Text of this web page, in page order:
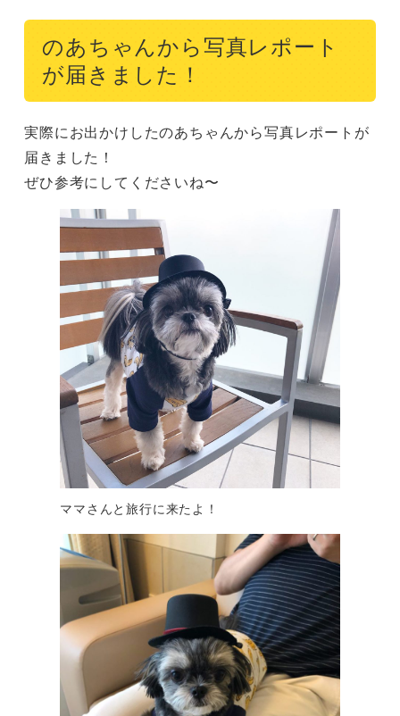
のあちゃんから写真レポート
が届きました！
実際にお出かけしたのあちゃんから写真レポートが
届きました！
ぜひ参考にしてくださいね〜
ママさんと旅行に来たよ！